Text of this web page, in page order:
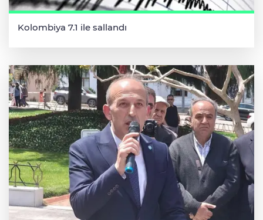
Kolombiya 7.1 ile sallandı